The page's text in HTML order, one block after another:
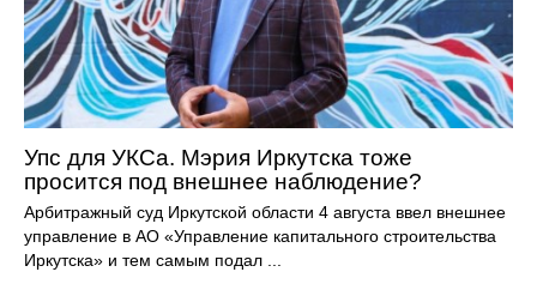
Упс для УКСа. Мэрия Иркутска тоже
просится под внешнее наблюдение?
Арбитражный суд Иркутской области 4 августа ввел внешнее
управление в АО «Управление капитального строительства
Иркутска» и тем самым подал ...